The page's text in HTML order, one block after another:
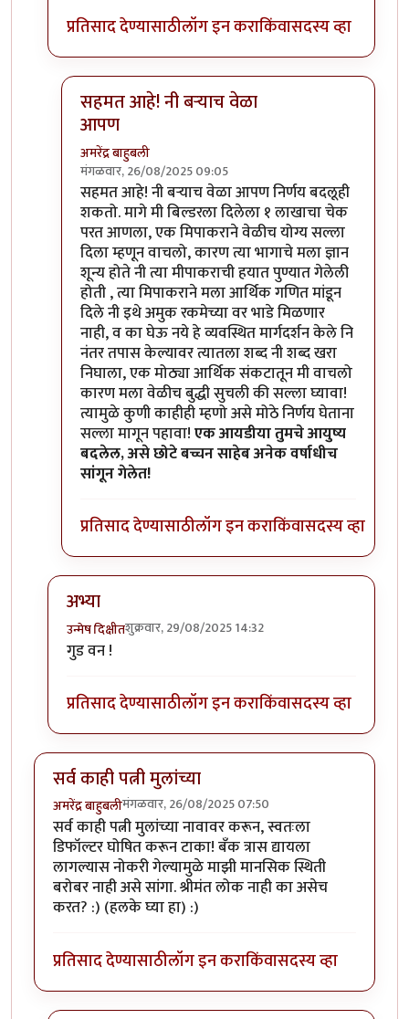
प्रतिसाद देण्यासाठीलॉग इन कराकिंवासदस्य व्हा
सहमत आहे! नी बऱ्याच वेळा
आपण
अमरेंद्र बाहुबली
मंगळवार, 26/08/2025 09:05
In reply toOk Sirbyचिखलू
सहमत आहे! नी बऱ्याच वेळा आपण निर्णय बदलूही
शकतो. मागे मी बिल्डरला दिलेला १ लाखाचा चेक
परत आणला, एक मिपाकराने वेळीच योग्य सल्ला
दिला म्हणून वाचलो, कारण त्या भागाचे मला ज्ञान
शून्य होते नी त्या मीपाकराची हयात पुण्यात गेलेली
होती , त्या मिपाकराने मला आर्थिक गणित मांडून
दिले नी इथे अमुक रकमेच्या वर भाडे मिळणार
नाही, व का घेऊ नये हे व्यवस्थित मार्गदर्शन केले नि
नंतर तपास केल्यावर त्यातला शब्द नी शब्द खरा
निघाला, एक मोठ्या आर्थिक संकटातून मी वाचलो
कारण मला वेळीच बुद्धी सुचली की सल्ला घ्यावा!
त्यामुळे कुणी काहीही म्हणो असे मोठे निर्णय घेताना
सल्ला मागून पहावा!एक आयडीया तुमचे आयुष्य
बदलेल, असे छोटे बच्चन साहेब अनेक वर्षाधीच
सांगून गेलेत!
प्रतिसाद देण्यासाठीलॉग इन कराकिंवासदस्य व्हा
अभ्या
उन्मेष दिक्षीतशुक्रवार, 29/08/2025 14:32
In reply to
गुड वन !
प्रतिसाद देण्यासाठीलॉग इन कराकिंवासदस्य व्हा
सर्व काही पत्नी मुलांच्या
अमरेंद्र बाहुबलीमंगळवार, 26/08/2025 07:50
सर्व काही पत्नी मुलांच्या नावावर करून, स्वतःला
डिफॉल्टर घोषित करून टाका! बँक त्रास द्यायला
लागल्यास नोकरी गेल्यामुळे माझी मानसिक स्थिती
बरोबर नाही असे सांगा. श्रीमंत लोक नाही का असेच
करत? :) (हलके घ्या हा) :)
प्रतिसाद देण्यासाठीलॉग इन कराकिंवासदस्य व्हा